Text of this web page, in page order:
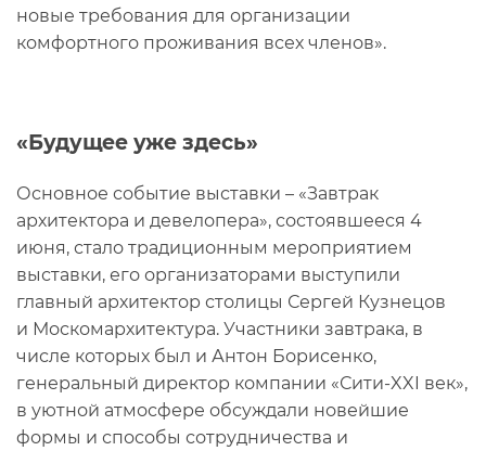
новые требования для организации
комфортного проживания всех членов».
«Будущее уже здесь»
Основное событие выставки – «Завтрак
архитектора и девелопера», состоявшееся 4
июня, стало традиционным мероприятием
выставки, его организаторами выступили
главный архитектор столицы Сергей Кузнецов
и Москомархитектура. Участники завтрака, в
числе которых был и Антон Борисенко,
генеральный директор компании «Сити-XXI век»,
в уютной атмосфере обсуждали новейшие
формы и способы сотрудничества и